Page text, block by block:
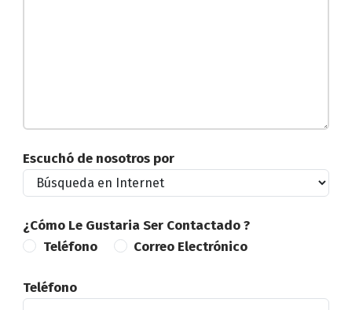
Escuchó de nosotros por
¿Cómo Le Gustaria Ser Contactado ?
Teléfono
Correo Electrónico
Teléfono